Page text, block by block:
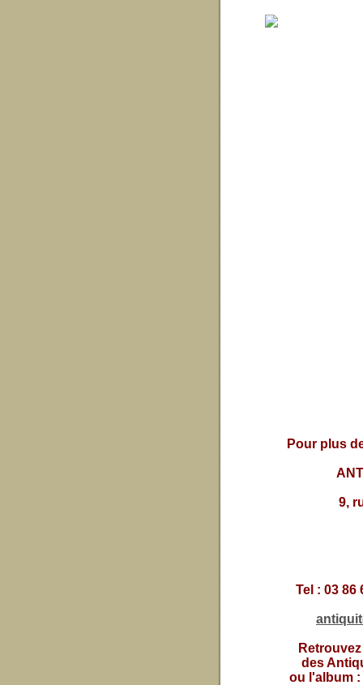
Pour plus
9,
Tel : 03 86
des
ou l'album :